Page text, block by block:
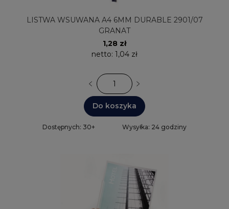
LISTWA WSUWANA A4 6MM DURABLE 2901/07
GRANAT
1,28 zł
netto: 1,04 zł
Do koszyka
Dostępnych: 30+ Wysyłka: 24 godziny